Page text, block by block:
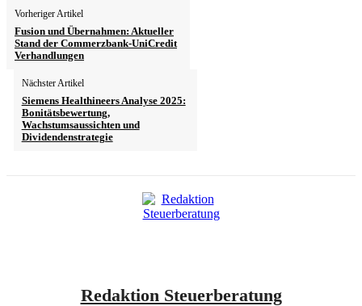
Vorheriger Artikel
Fusion und Übernahmen: Aktueller
Stand der Commerzbank-UniCredit
Verhandlungen
Nächster Artikel
Siemens Healthineers Analyse 2025:
Bonitätsbewertung,
Wachstumsaussichten und
Dividendenstrategie
Redaktion Steuerberatung